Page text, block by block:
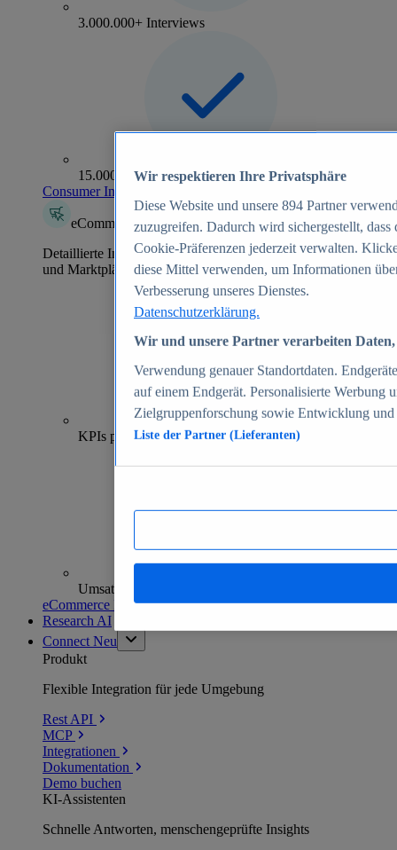
3.000.000+ Interviews
15.000+ Marken
Consumer Insights entdecken
eCommerce Insights
Detaillierte Informationen zu mehr als 39.000 Online-Shops
und Marktplätzen
70+
KPIs pro Shop
Umsatzanalysen und -prognosen
eCommerce Insights entdecken
Research AI
Connect Neu
Produkt
Flexible Integration für jede Umgebung
Rest API
MCP
Integrationen
Dokumentation
Demo buchen
KI-Assistenten
Schnelle Antworten, menschengeprüfte Insights
Wir respektieren Ihre Privatsphäre
Diese Website und unsere 894 Partner
zuzugreifen. Dadurch wird sichergestellt,
Cookie-Präferenzen jederzeit verwalten.
diese Mittel verwenden, um Informationen
Verbesserung unseres Dienstes.
Datenschutzerklärung.
Wir und unsere Partner verarbeiten
Verwendung genauer Standortdaten.
auf einem Endgerät. Personalisierte Werbung
Zielgruppenforschung sowie Entwicklung
Liste der Partner (Lieferanten)